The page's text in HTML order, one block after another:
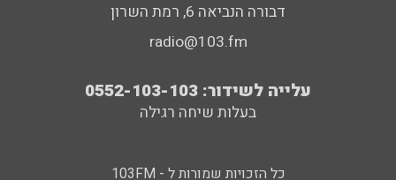
דבורה הנביאה 6, רמת השרון
radio@103.fm
עלייה לשידור: 0552-103-103
בעלות שיחה רגילה
כל הזכויות שמורות ל - 103FM